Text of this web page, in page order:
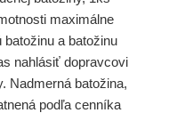
maximálne
a batožinu
nahlásiť dopravcovi
Nadmerná batožina,
podľa cenníka